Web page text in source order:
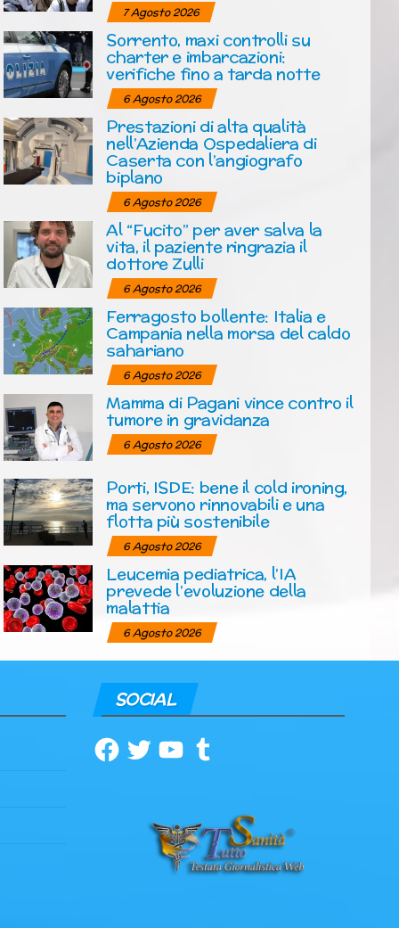
7 Agosto 2026
Sorrento, maxi controlli su
charter e imbarcazioni:
verifiche fino a tarda notte
6 Agosto 2026
Prestazioni di alta qualità
nell’Azienda Ospedaliera di
Caserta con l’angiografo
biplano
6 Agosto 2026
Al “Fucito” per aver salva la
vita, il paziente ringrazia il
dottore Zulli
6 Agosto 2026
Ferragosto bollente: Italia e
Campania nella morsa del caldo
sahariano
6 Agosto 2026
Mamma di Pagani vince contro il
tumore in gravidanza
6 Agosto 2026
Porti, ISDE: bene il cold ironing,
ma servono rinnovabili e una
flotta più sostenibile
6 Agosto 2026
Leucemia pediatrica, l’IA
prevede l’evoluzione della
malattia
6 Agosto 2026
SOCIAL
Facebook
TwitterYouTubeTumblr